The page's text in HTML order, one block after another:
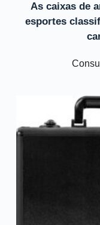
As caixas de
esportes